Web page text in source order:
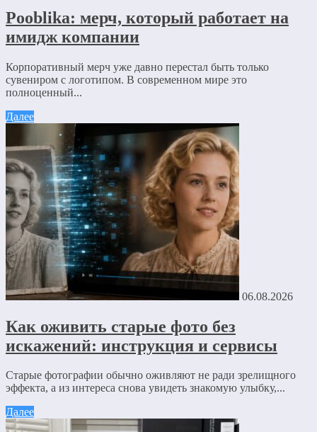
Pooblika: мерч, который работает на
имидж компании
Корпоративный мерч уже давно перестал быть только
сувениром с логотипом. В современном мире это
полноценный...
Далее
06.08.2026
Как оживить старые фото без
искажений: инструкция и сервисы
Старые фотографии обычно оживляют не ради зрелищного
эффекта, а из интереса снова увидеть знакомую улыбку,...
Далее